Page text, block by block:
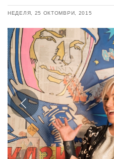
НЕДЕЛЯ, 25 ОКТОМВРИ, 2015